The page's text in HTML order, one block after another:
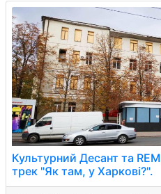
Культурний Десант та
трек "Як там, у Харкові?".